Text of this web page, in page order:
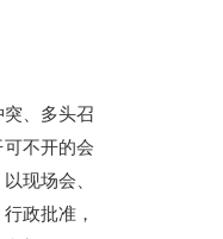
、多头召
不开的会
现场会、
政批准，